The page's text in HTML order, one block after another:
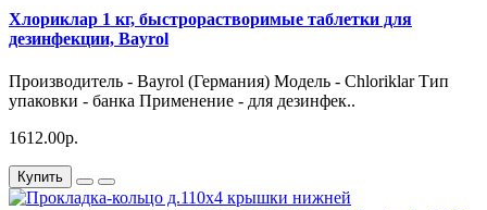
Хлориклар 1 кг, быстрорастворимые таблетки для
дезинфекции, Bayrol
Производитель - Bayrol (Германия) Модель - Chloriklar Тип
упаковки - банка Применение - для дезинфек..
1612.00р.
Купить